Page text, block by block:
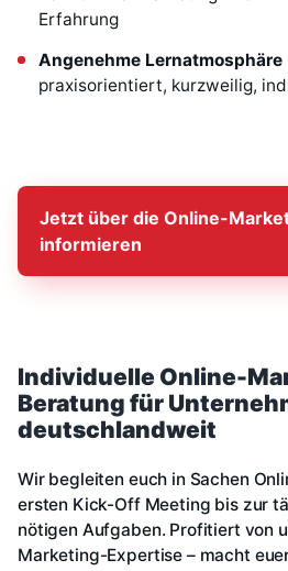
Erfahrung
Angenehme Lernatmosphäre
praxisorientiert, kurzweilig,
Jetzt über die Online-
informieren
Individuelle Online-
Beratung für
deutschlandweit
Wir begleiten euch in Sachen
ersten Kick-Off Meeting bis zur
nötigen Aufgaben. Profitiert von
Marketing-Expertise – macht